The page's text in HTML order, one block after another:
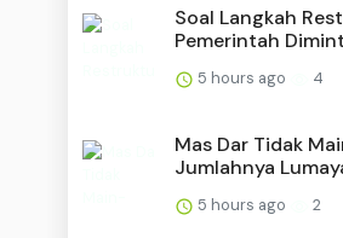
Soal Langkah
Pemerintah
5 hours ago 4
Mas Dar Tidak
Jumlahnya
5 hours ago 2